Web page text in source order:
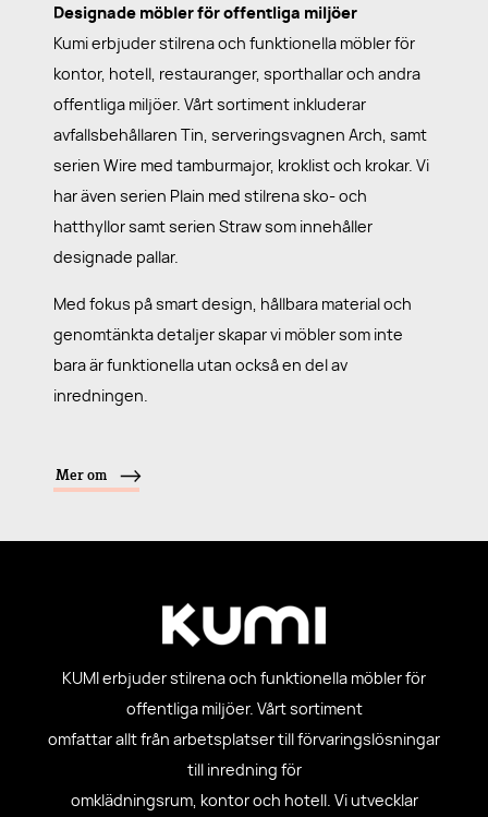
Designade möbler för offentliga miljöer
Kumi erbjuder stilrena och funktionella möbler för
kontor, hotell, restauranger, sporthallar och andra
offentliga miljöer. Vårt sortiment inkluderar
avfallsbehållaren Tin, serveringsvagnen Arch, samt
serien Wire med tamburmajor, kroklist och krokar. Vi
har även serien Plain med stilrena sko- och
hatthyllor samt serien Straw som innehåller
designade pallar.
Med fokus på smart design, hållbara material och
genomtänkta detaljer skapar vi möbler som inte
bara är funktionella utan också en del av
inredningen.
Mer om
KUMI erbjuder stilrena och funktionella möbler för
offentliga miljöer. Vårt sortiment
omfattar allt från arbetsplatser till förvaringslösningar
till inredning för
omklädningsrum, kontor och hotell. Vi utvecklar